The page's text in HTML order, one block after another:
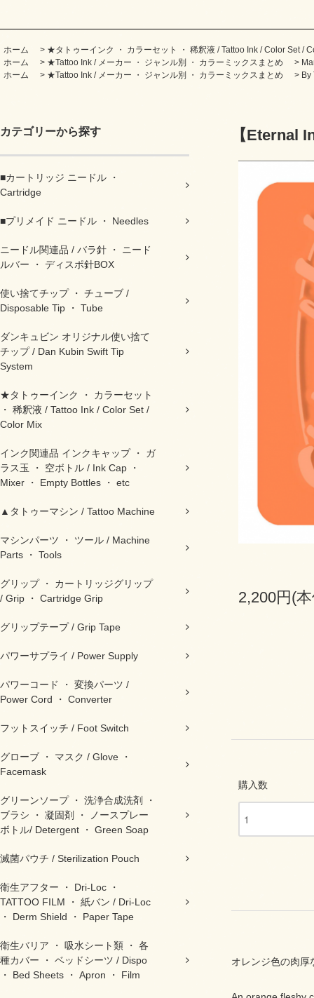
ホーム > ★タトゥーインク ・ カラーセット ・ 稀釈液 / Tattoo Ink / Color Set /
ホーム
> ★Tattoo Ink / メーカー ・ ジャンル別 ・ カラーミックスまとめ >
ホーム
> ★Tattoo Ink / メーカー ・ ジャンル別 ・ カラーミックスまとめ > By
カテゴリーから探す
■カートリッジ ニードル ・
Cartridge
■プリメイド ニードル ・ Needles
ニードル関連品 / バラ針 ・ ニード
ルバー ・ ディスポ針BOX
使い捨てチップ ・ チューブ /
Disposable Tip ・ Tube
ダンキュビン オリジナル使い捨て
チップ / Dan Kubin Swift Tip
System
★タトゥーインク ・ カラーセット
・ 稀釈液 / Tattoo Ink / Color Set /
Color Mix
インク関連品 インクキャップ ・ ガ
ラス玉 ・ 空ボトル / Ink Cap ・
Mixer ・ Empty Bottles ・ etc
▲タトゥーマシン / Tattoo Machine
マシンパーツ ・ ツール / Machine
Parts ・ Tools
グリップ ・ カートリッジグリップ
/ Grip ・ Cartridge Grip
グリップテープ / Grip Tape
パワーサプライ / Power Supply
パワーコード ・ 変換パーツ /
Power Cord ・ Converter
フットスイッチ / Foot Switch
グローブ ・ マスク / Glove ・
Facemask
グリーンソープ ・ 洗浄合成洗剤 ・
ブラシ ・ 凝固剤 ・ ノースプレー
ボトル/ Detergent ・ Green Soap
滅菌パウチ / Sterilization Pouch
衛生アフター ・ Dri-Loc ・
TATTOO FILM ・ 紙バン / Dri-Loc
・ Derm Shield ・ Paper Tape
衛生バリア ・ 吸水シート類 ・ 各
種カバー ・ ベッドシーツ / Dispo
・ Bed Sheets ・ Apron ・ Film
【Eternal
2,200円(
購入数
オレンジ色の肉厚